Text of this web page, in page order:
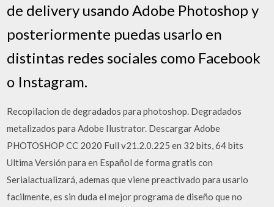
de delivery usando Adobe Photoshop y
posteriormente puedas usarlo en
distintas redes sociales como Facebook
o Instagram.
Recopilacion de degradados para photoshop. Degradados
metalizados para Adobe Ilustrator. Descargar Adobe
PHOTOSHOP CC 2020 Full v21.2.0.225 en 32 bits, 64 bits
Ultima Versión para en Español de forma gratis con
Serialactualizará, ademas que viene preactivado para usarlo
facilmente, es sin duda el mejor programa de diseño que no